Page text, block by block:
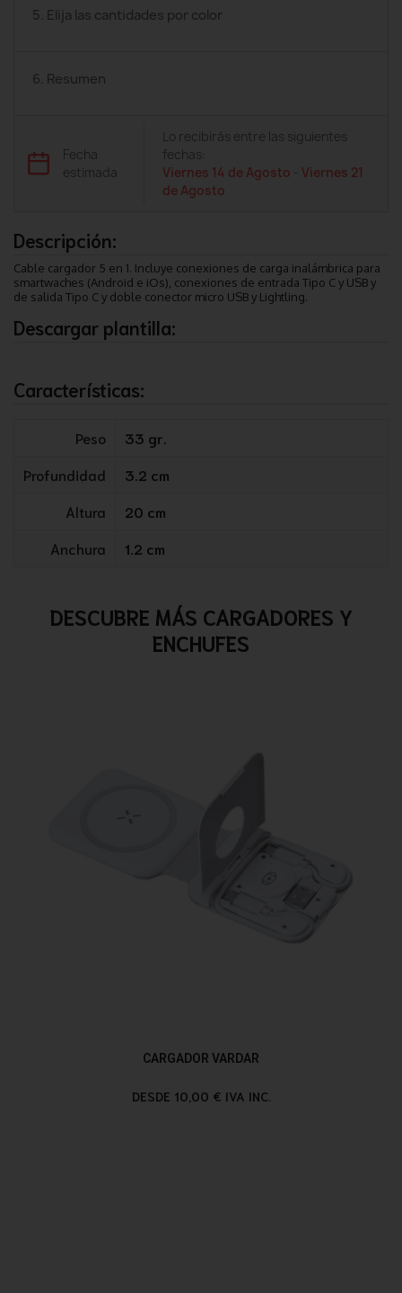
5. Elija las cantidades por color
6. Resumen
Fecha
estimada
Lo recibirás entre las siguientes
fechas:
Viernes 14 de Agosto -Viernes 21
de Agosto
Descripción:
Cable cargador 5 en 1. Incluye conexiones de carga inalámbrica para
smartwaches (Android e iOs), conexiones de entrada Tipo C y USB y
de salida Tipo C y doble conector micro USB y Lightling.
Descargar plantilla:
Características:
Peso
33 gr.
Profundidad
3.2 cm
Altura
20 cm
Anchura
1.2 cm
DESCUBRE MÁS CARGADORES Y
ENCHUFES
CARGADOR VARDAR
DESDE 10,00 € IVA INC.